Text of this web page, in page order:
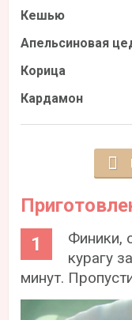
Кешью
Апельсиновая
Корица
Кардамон
Финики,
курагу
минут.